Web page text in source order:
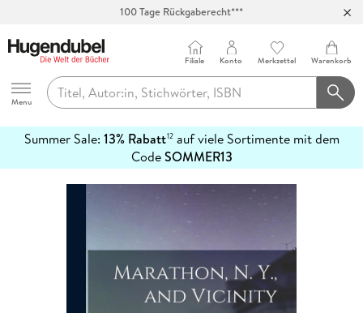
100 Tage Rückgaberecht***
Hugendubel
Menu
Filiale Konto Merkzettel Warenkorb
Summer Sale: 13% Rabatt12auf viele Sortimente mit dem
CodeSOMMER13
erfahren